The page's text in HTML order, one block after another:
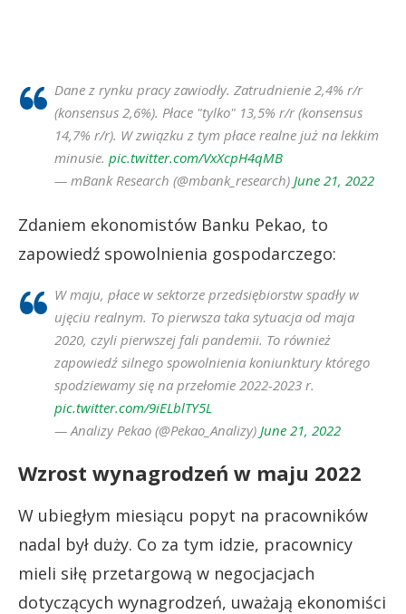
Dane z rynku pracy zawiodły. Zatrudnienie 2,4% r/r
(konsensus 2,6%). Płace "tylko" 13,5% r/r (konsensus
14,7% r/r). W związku z tym płace realne już na lekkim
minusie. pic.twitter.com/VxXcpH4qMB
— mBank Research (@mbank_research) June 21, 2022
Zdaniem ekonomistów Banku Pekao, to
zapowiedź spowolnienia gospodarczego:
W maju, płace w sektorze przedsiębiorstw spadły w
ujęciu realnym. To pierwsza taka sytuacja od maja
2020, czyli pierwszej fali pandemii. To również
zapowiedź silnego spowolnienia koniunktury którego
spodziewamy się na przełomie 2022-2023 r.
pic.twitter.com/9iELblTY5L
— Analizy Pekao (@Pekao_Analizy) June 21, 2022
Wzrost wynagrodzeń w maju 2022
W ubiegłym miesiącu popyt na pracowników
nadal był duży. Co za tym idzie, pracownicy
mieli siłę przetargową w negocjacjach
dotyczących wynagrodzeń, uważają ekonomiści